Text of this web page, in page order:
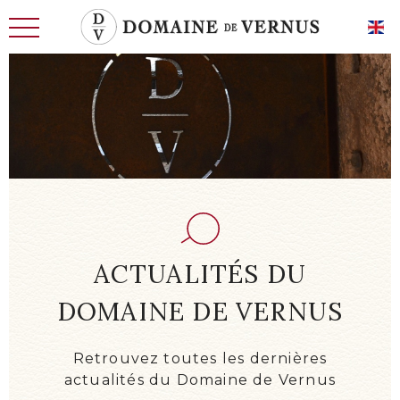
L'HISTOIRE
LE CHAI, LES CAVES
TERRE D’AVENIR
EXIGENCE ET SAVOIR-FAIRE
NOS VINS DE CARACTÈRE
NOS VINS D’EXCEPTION
ACTUALITÉS
ACTUALITÉS DU
DOMAINE DE VERNUS
Retrouvez toutes les dernières
actualités du Domaine de Vernus